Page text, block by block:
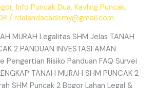
,Info Puncak Dua,Kavling Puncak,
/rdalandacademy@gmail.com
MURAH Legalitas SHM Jelas TANAH
2 PANDUAN INVESTASI AMAN
Pengertian Risiko Panduan FAQ Survei
TANAH MURAH SHM PUNCAK 2
SHM Puncak 2 Bogor Lahan Legal &